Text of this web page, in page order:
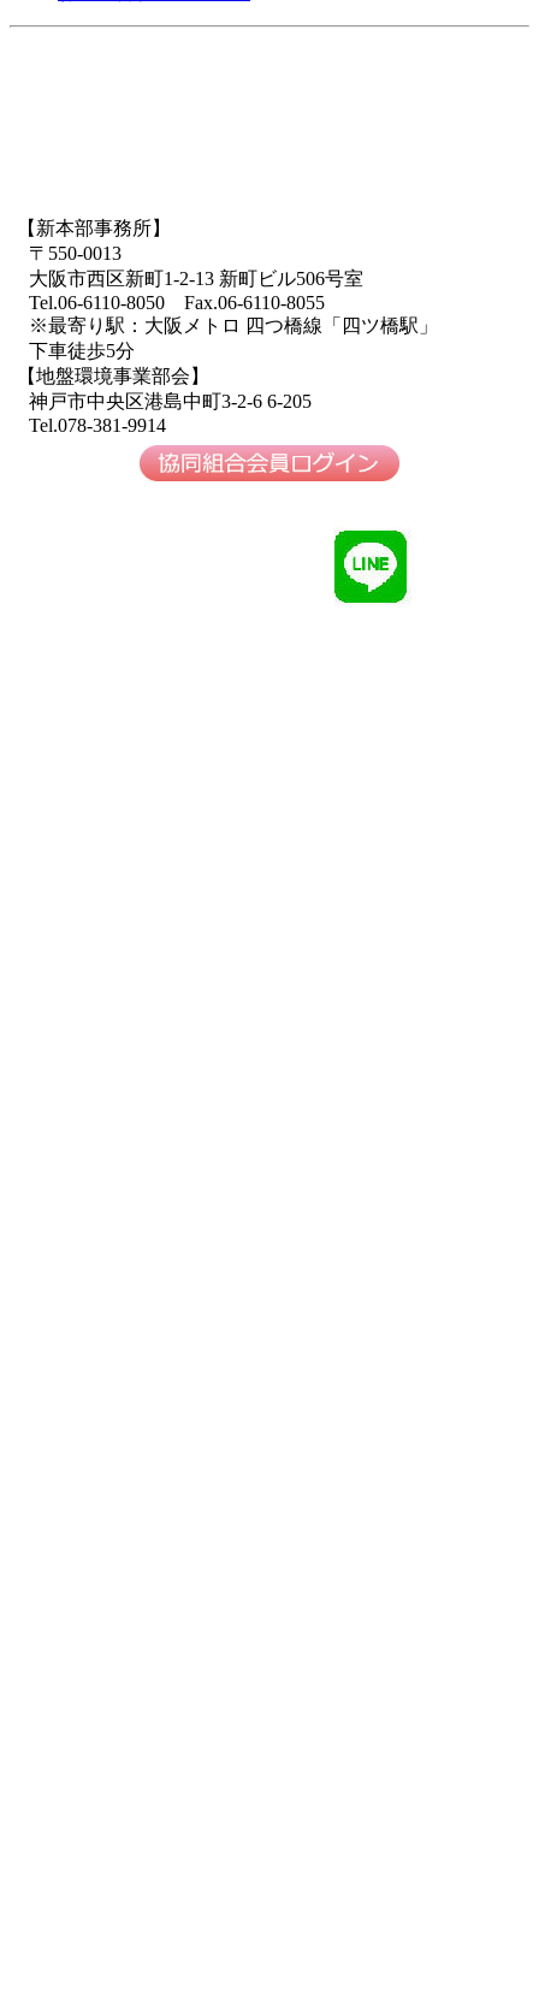
【新本部事務所】
〒550-0013
大阪市西区新町1-2-13 新町ビル506号室
Tel.06-6110-8050 Fax.06-6110-8055
※最寄り駅：大阪メトロ 四つ橋線「四ツ橋駅」
下車徒歩5分
【地盤環境事業部会】
神戸市中央区港島中町3-2-6 6-205
Tel.078-381-9914